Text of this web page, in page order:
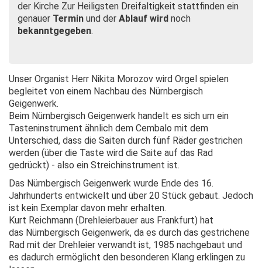
der Kirche Zur Heiligsten Dreifaltigkeit stattfinden ein
genauer Termin und der Ablauf wird noch
bekanntgegeben.
Unser Organist Herr Nikita Morozov wird Orgel spielen
begleitet von einem Nachbau des Nürnbergisch
Geigenwerk.
Beim Nürnbergisch Geigenwerk handelt es sich um ein
Tasteninstrument ähnlich dem Cembalo mit dem
Unterschied, dass die Saiten durch fünf Räder gestrichen
werden (über die Taste wird die Saite auf das Rad
gedrückt) - also ein Streichinstrument ist.
Das Nürnbergisch Geigenwerk wurde Ende des 16.
Jahrhunderts entwickelt und über 20 Stück gebaut. Jedoch
ist kein Exemplar davon mehr erhalten.
Kurt Reichmann (Drehleierbauer aus Frankfurt) hat
das Nürnbergisch Geigenwerk, da es durch das gestrichene
Rad mit der Drehleier verwandt ist, 1985 nachgebaut und
es dadurch ermöglicht den besonderen Klang erklingen zu